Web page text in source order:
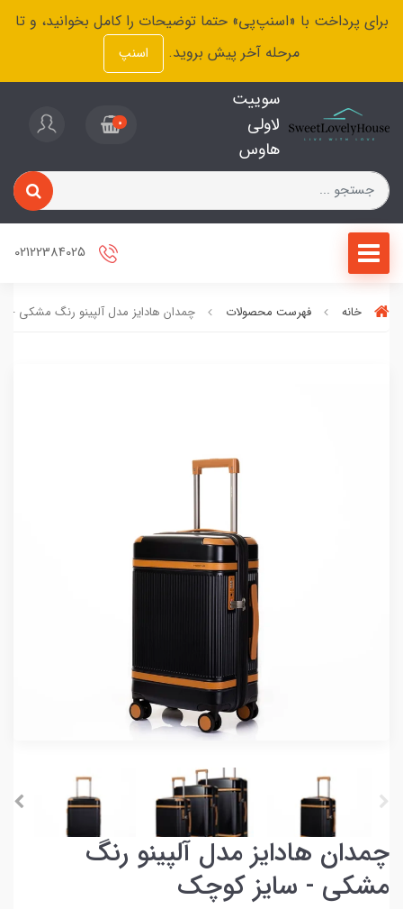
برای پرداخت با «اسنپ‌پی» حتما توضیحات را کامل بخوانید، و تا
مرحله آخر پیش بروید.
اسنپ
سوییت
لاولی
هاوس
0
خانه فهرست محصولات چمدان هادایز مدل آلپینو رنگ مشکی -
چمدان هادایز مدل آلپینو رنگ
مشکی - سایز کوچک